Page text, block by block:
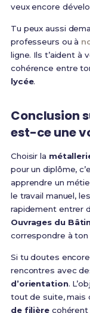
veux encore
Tu peux aussi
professeurs ou à
ligne. Ils t’aident à
cohérence entre
lycée.
Conclusion
est-ce une
Choisir la
pour un diplôme,
apprendre un
le travail manuel,
rapidement entrer
Ouvrages du
correspondre à ton
Si tu doutes
rencontres avec
d’orientation.
tout de suite, mais
de filièrecohérent